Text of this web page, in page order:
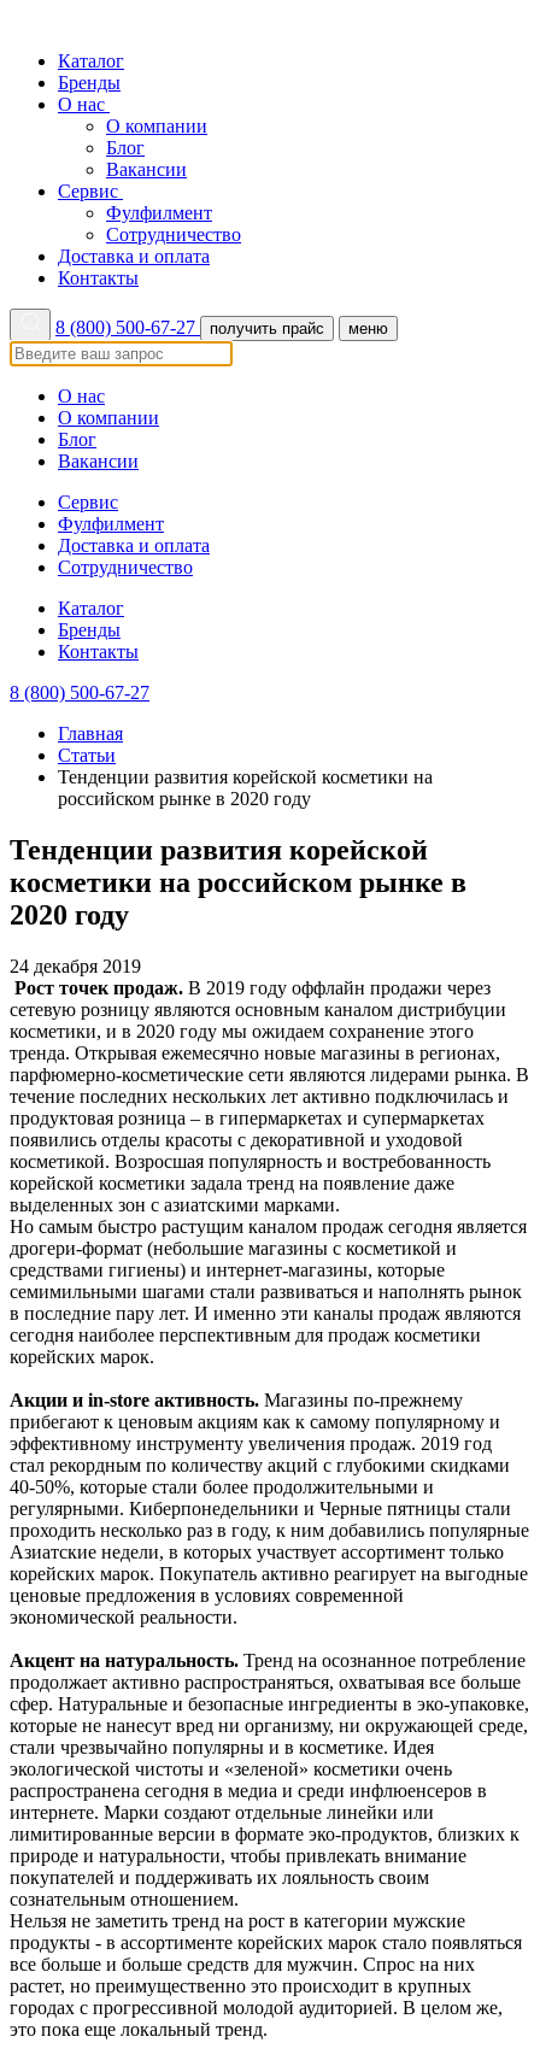
Каталог
Бренды
О нас
О компании
Блог
Вакансии
Сервис
Фулфилмент
Сотрудничество
Доставка и оплата
Контакты
8 (800) 500-67-27 получить прайс меню
О нас
О компании
Блог
Вакансии
Сервис
Фулфилмент
Доставка и оплата
Сотрудничество
Каталог
Бренды
Контакты
8 (800) 500-67-27
Главная
Статьи
Тенденции развития корейской косметики на
российском рынке в 2020 году
Тенденции развития корейской
косметики на российском рынке в
2020 году
24 декабря 2019
Рост точек продаж. В 2019 году оффлайн продажи через
сетевую розницу являются основным каналом дистрибуции
косметики, и в 2020 году мы ожидаем сохранение этого
тренда. Открывая ежемесячно новые магазины в регионах,
парфюмерно-косметические сети являются лидерами рынка. В
течение последних нескольких лет активно подключилась и
продуктовая розница – в гипермаркетах и супермаркетах
появились отделы красоты с декоративной и уходовой
косметикой. Возросшая популярность и востребованность
корейской косметики задала тренд на появление даже
выделенных зон с азиатскими марками.
Но самым быстро растущим каналом продаж сегодня является
дрогери-формат (небольшие магазины с косметикой и
средствами гигиены) и интернет-магазины, которые
семимильными шагами стали развиваться и наполнять рынок
в последние пару лет. И именно эти каналы продаж являются
сегодня наиболее перспективным для продаж косметики
корейских марок.
Акции и in-store активность. Магазины по-прежнему
прибегают к ценовым акциям как к самому популярному и
эффективному инструменту увеличения продаж. 2019 год
стал рекордным по количеству акций с глубокими скидками
40-50%, которые стали более продолжительными и
регулярными. Киберпонедельники и Черные пятницы стали
проходить несколько раз в году, к ним добавились популярные
Азиатские недели, в которых участвует ассортимент только
корейских марок. Покупатель активно реагирует на выгодные
ценовые предложения в условиях современной
экономической реальности.
Акцент на натуральность. Тренд на осознанное потребление
продолжает активно распространяться, охватывая все больше
сфер. Натуральные и безопасные ингредиенты в эко-упаковке,
которые не нанесут вред ни организму, ни окружающей среде,
стали чрезвычайно популярны и в косметике. Идея
экологической чистоты и «зеленой» косметики очень
распространена сегодня в медиа и среди инфлюенсеров в
интернете. Марки создают отдельные линейки или
лимитированные версии в формате эко-продуктов, близких к
природе и натуральности, чтобы привлекать внимание
покупателей и поддерживать их лояльность своим
сознательным отношением.
Нельзя не заметить тренд на рост в категории мужские
продукты - в ассортименте корейских марок стало появляться
все больше и больше средств для мужчин. Спрос на них
растет, но преимущественно это происходит в крупных
городах с прогрессивной молодой аудиторией. В целом же,
это пока еще локальный тренд.